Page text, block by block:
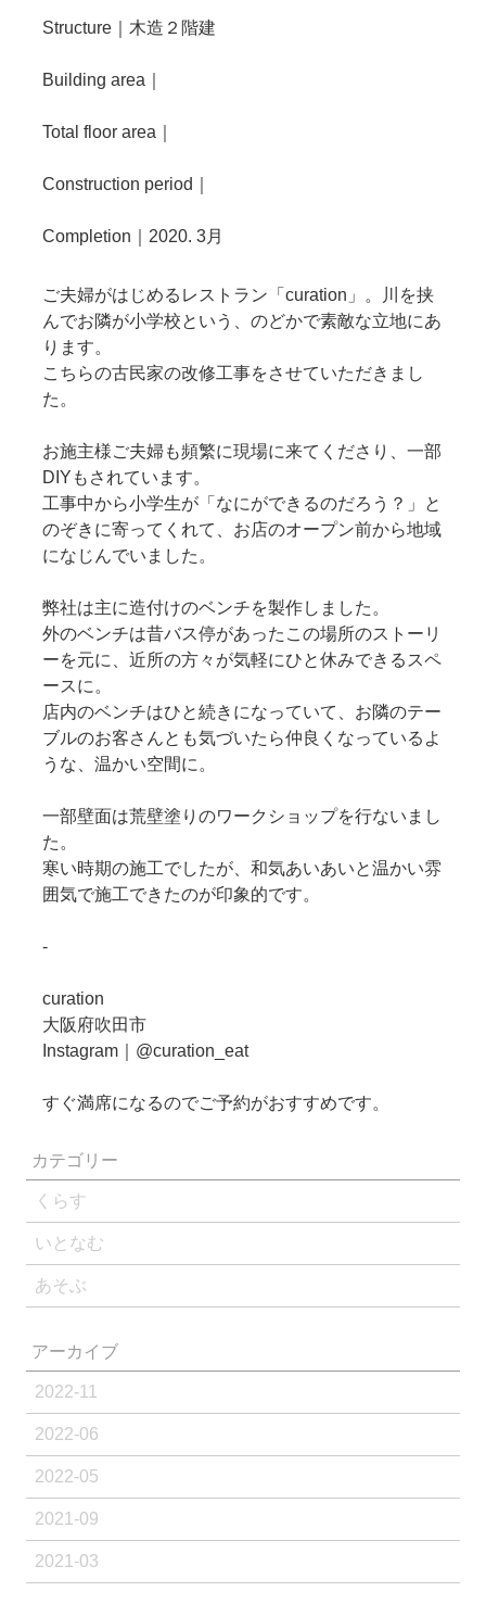
Structure｜木造２階建
Building area｜
Total floor area｜
Construction period｜
Completion｜2020. 3月
ご夫婦がはじめるレストラン「curation」。川を挟
んでお隣が小学校という、のどかで素敵な立地にあ
ります。
こちらの古民家の改修工事をさせていただきまし
た。
お施主様ご夫婦も頻繁に現場に来てくださり、一部
DIYもされています。
工事中から小学生が「なにができるのだろう？」と
のぞきに寄ってくれて、お店のオープン前から地域
になじんでいました。
弊社は主に造付けのベンチを製作しました。
外のベンチは昔バス停があったこの場所のストーリ
ーを元に、近所の方々が気軽にひと休みできるスペ
ースに。
店内のベンチはひと続きになっていて、お隣のテー
ブルのお客さんとも気づいたら仲良くなっているよ
うな、温かい空間に。
一部壁面は荒壁塗りのワークショップを行ないまし
た。
寒い時期の施工でしたが、和気あいあいと温かい雰
囲気で施工できたのが印象的です。
-
curation
大阪府吹田市
Instagram｜@curation_eat
すぐ満席になるのでご予約がおすすめです。
カテゴリー
くらす
いとなむ
あそぶ
アーカイブ
2022-11
2022-06
2022-05
2021-09
2021-03